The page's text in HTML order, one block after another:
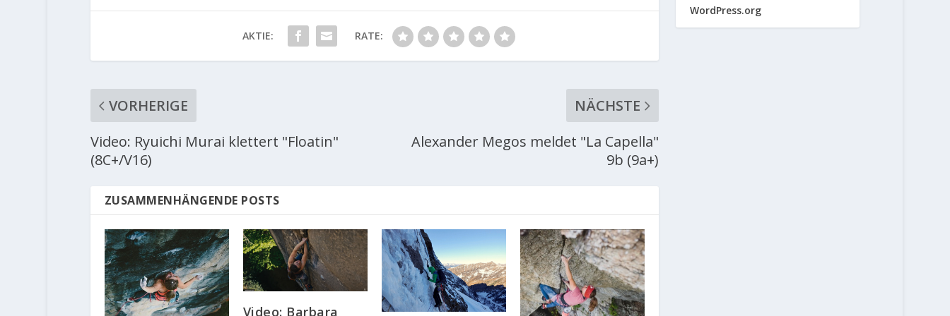
AKTIE: RATE:
VORHERIGE
Video: Ryuichi Murai klettert "Floatin"
(8C+/V16)
NÄCHSTE
Alexander Megos meldet "La Capella"
9b (9a+)
ZUSAMMENHÄNGENDE POSTS
Video: Barbara
WordPress.org